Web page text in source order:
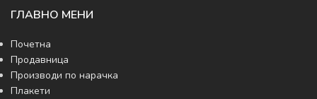
ГЛАВНО МЕНИ
Почетна
Продавница
Производи по нарачка
Плакети